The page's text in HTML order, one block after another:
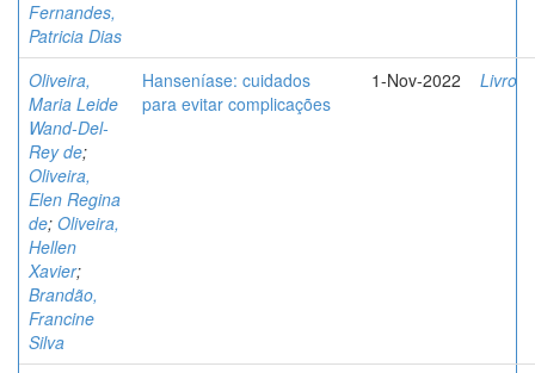
Fernandes,
Patricia Dias
Oliveira,
Maria Leide
Wand-Del-
Rey de;
Oliveira,
Elen Regina
de; Oliveira,
Hellen
Xavier;
Brandão,
Francine
Silva
Hanseníase: cuidados
para evitar complicações
1-Nov-2022 Livro